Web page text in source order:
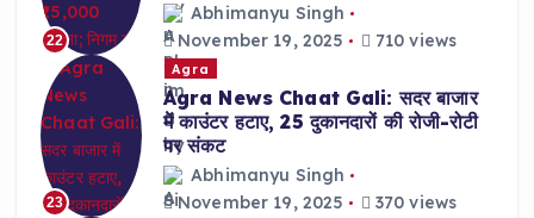
22
Abhimanyu Singh
November 19, 2025
710 views
23
Agra
Agra News Chaat Gali: सदर बाजार
में काउंटर हटाए, 25 दुकानदारों की रोजी-रोटी
पर संकट
Abhimanyu Singh
November 19, 2025
370 views